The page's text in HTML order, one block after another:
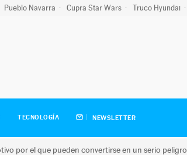
Pueblo Navarra Cupra Star Wars Truco Hyundai
TECNOLOGÍA NEWSLETTER
por el que pueden convertirse en un serio peligro